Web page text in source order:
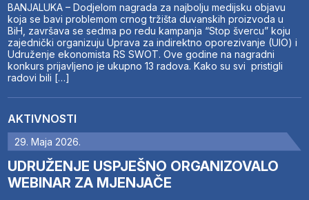
BANJALUKA – Dodjelom nagrada za najbolju medijsku objavu
koja se bavi problemom crnog tržišta duvanskih proizvoda u
BiH, završava se sedma po redu kampanja “Stop švercu” koju
zajednički organizuju Uprava za indirektno oporezivanje (UIO) i
Udruženje ekonomista RS SWOT. Ove godine na nagradni
konkurs prijavljeno je ukupno 13 radova. Kako su svi pristigli
radovi bili […]
AKTIVNOSTI
29. Maja 2026.
UDRUŽENJE USPJEŠNO ORGANIZOVALO
WEBINAR ZA MJENJAČE